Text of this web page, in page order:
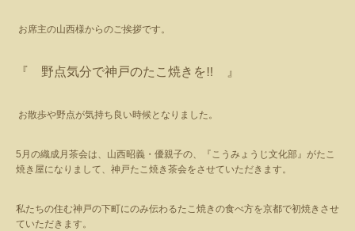
お席主の山西様からのご挨拶です。
『 野点気分で神戸のたこ焼きを ‼️ 』
お散歩や野点が気持ち良い時候となりました。
5 月の織成月茶会は、山西昭義・優親子の、『こうみょうじ文化部』がたこ
焼き屋になりまして、神戸たこ焼き茶会をさせていただきます。
私たちの住む神戸の下町にのみ伝わるたこ焼きの食べ方を京都で初焼きさせ
ていただきます。